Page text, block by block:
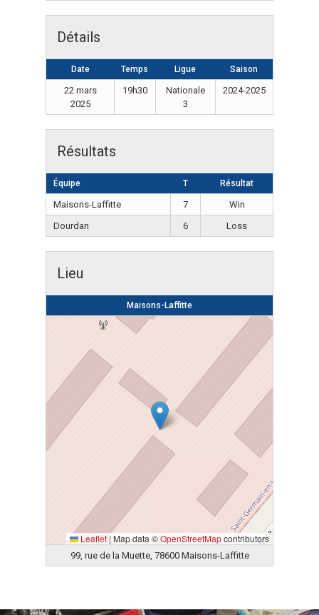
Détails
Date Temps Ligue Saison
22 mars
2025
19h30
Nationale
3
2024-2025
Résultats
Équipe T Résultat
Maisons-Laffitte 7
Win
Dourdan
6 Loss
Lieu
Maisons-Laffitte
Leaflet | Map data ©OpenStreetMapcontributors
99, rue de la Muette, 78600 Maisons-Laffitte